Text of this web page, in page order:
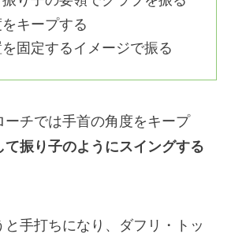
キープする
固定するイメージで振る
ーチでは手首の角度をキープ
て振り子のようにスイングする
手打ちになり、ダフリ・トッ